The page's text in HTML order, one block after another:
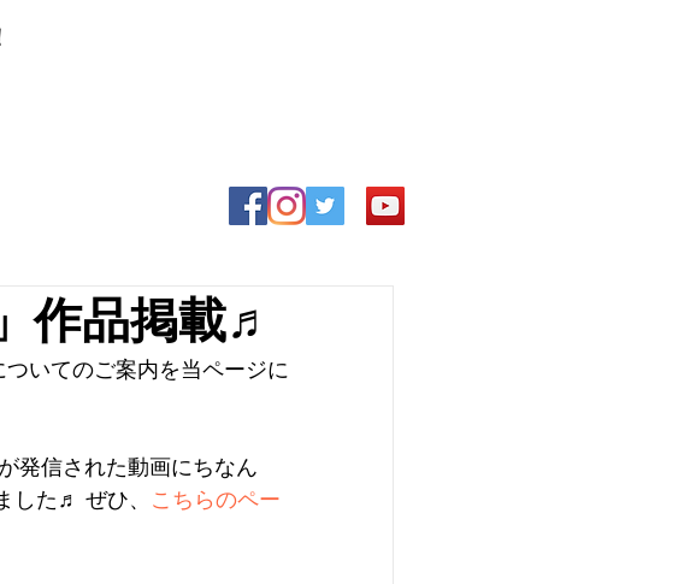
作品掲載♬
いてのご案内を当ページに
発信された動画にちなん
した♬ ぜひ、 こちらのペー